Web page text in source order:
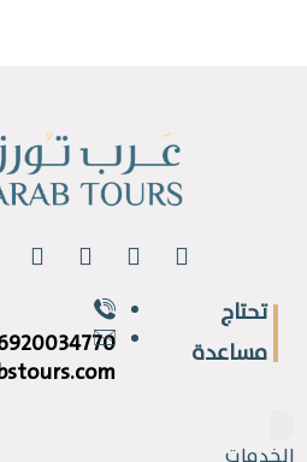
تحتاج
مساعدة